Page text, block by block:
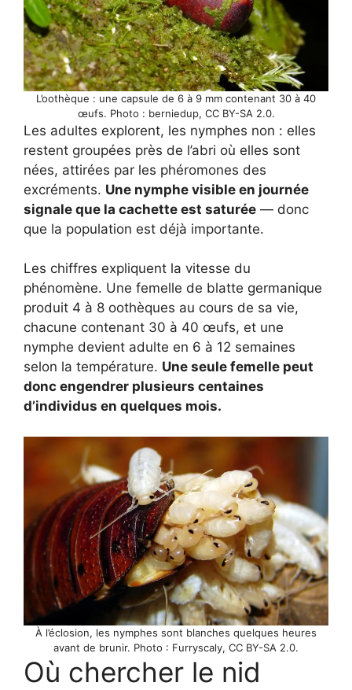
L’oothèque : une capsule de 6 à 9 mm contenant 30 à 40
œufs. Photo : berniedup, CC BY-SA 2.0.
Les adultes explorent, les nymphes non : elles
restent groupées près de l’abri où elles sont
nées, attirées par les phéromones des
excréments. Une nymphe visible en journée
signale que la cachette est saturée — donc
que la population est déjà importante.
Les chiffres expliquent la vitesse du
phénomène. Une femelle de blatte germanique
produit 4 à 8 oothèques au cours de sa vie,
chacune contenant 30 à 40 œufs, et une
nymphe devient adulte en 6 à 12 semaines
selon la température. Une seule femelle peut
donc engendrer plusieurs centaines
d’individus en quelques mois.
À l’éclosion, les nymphes sont blanches quelques heures
avant de brunir. Photo : Furryscaly, CC BY-SA 2.0.
Où chercher le nid